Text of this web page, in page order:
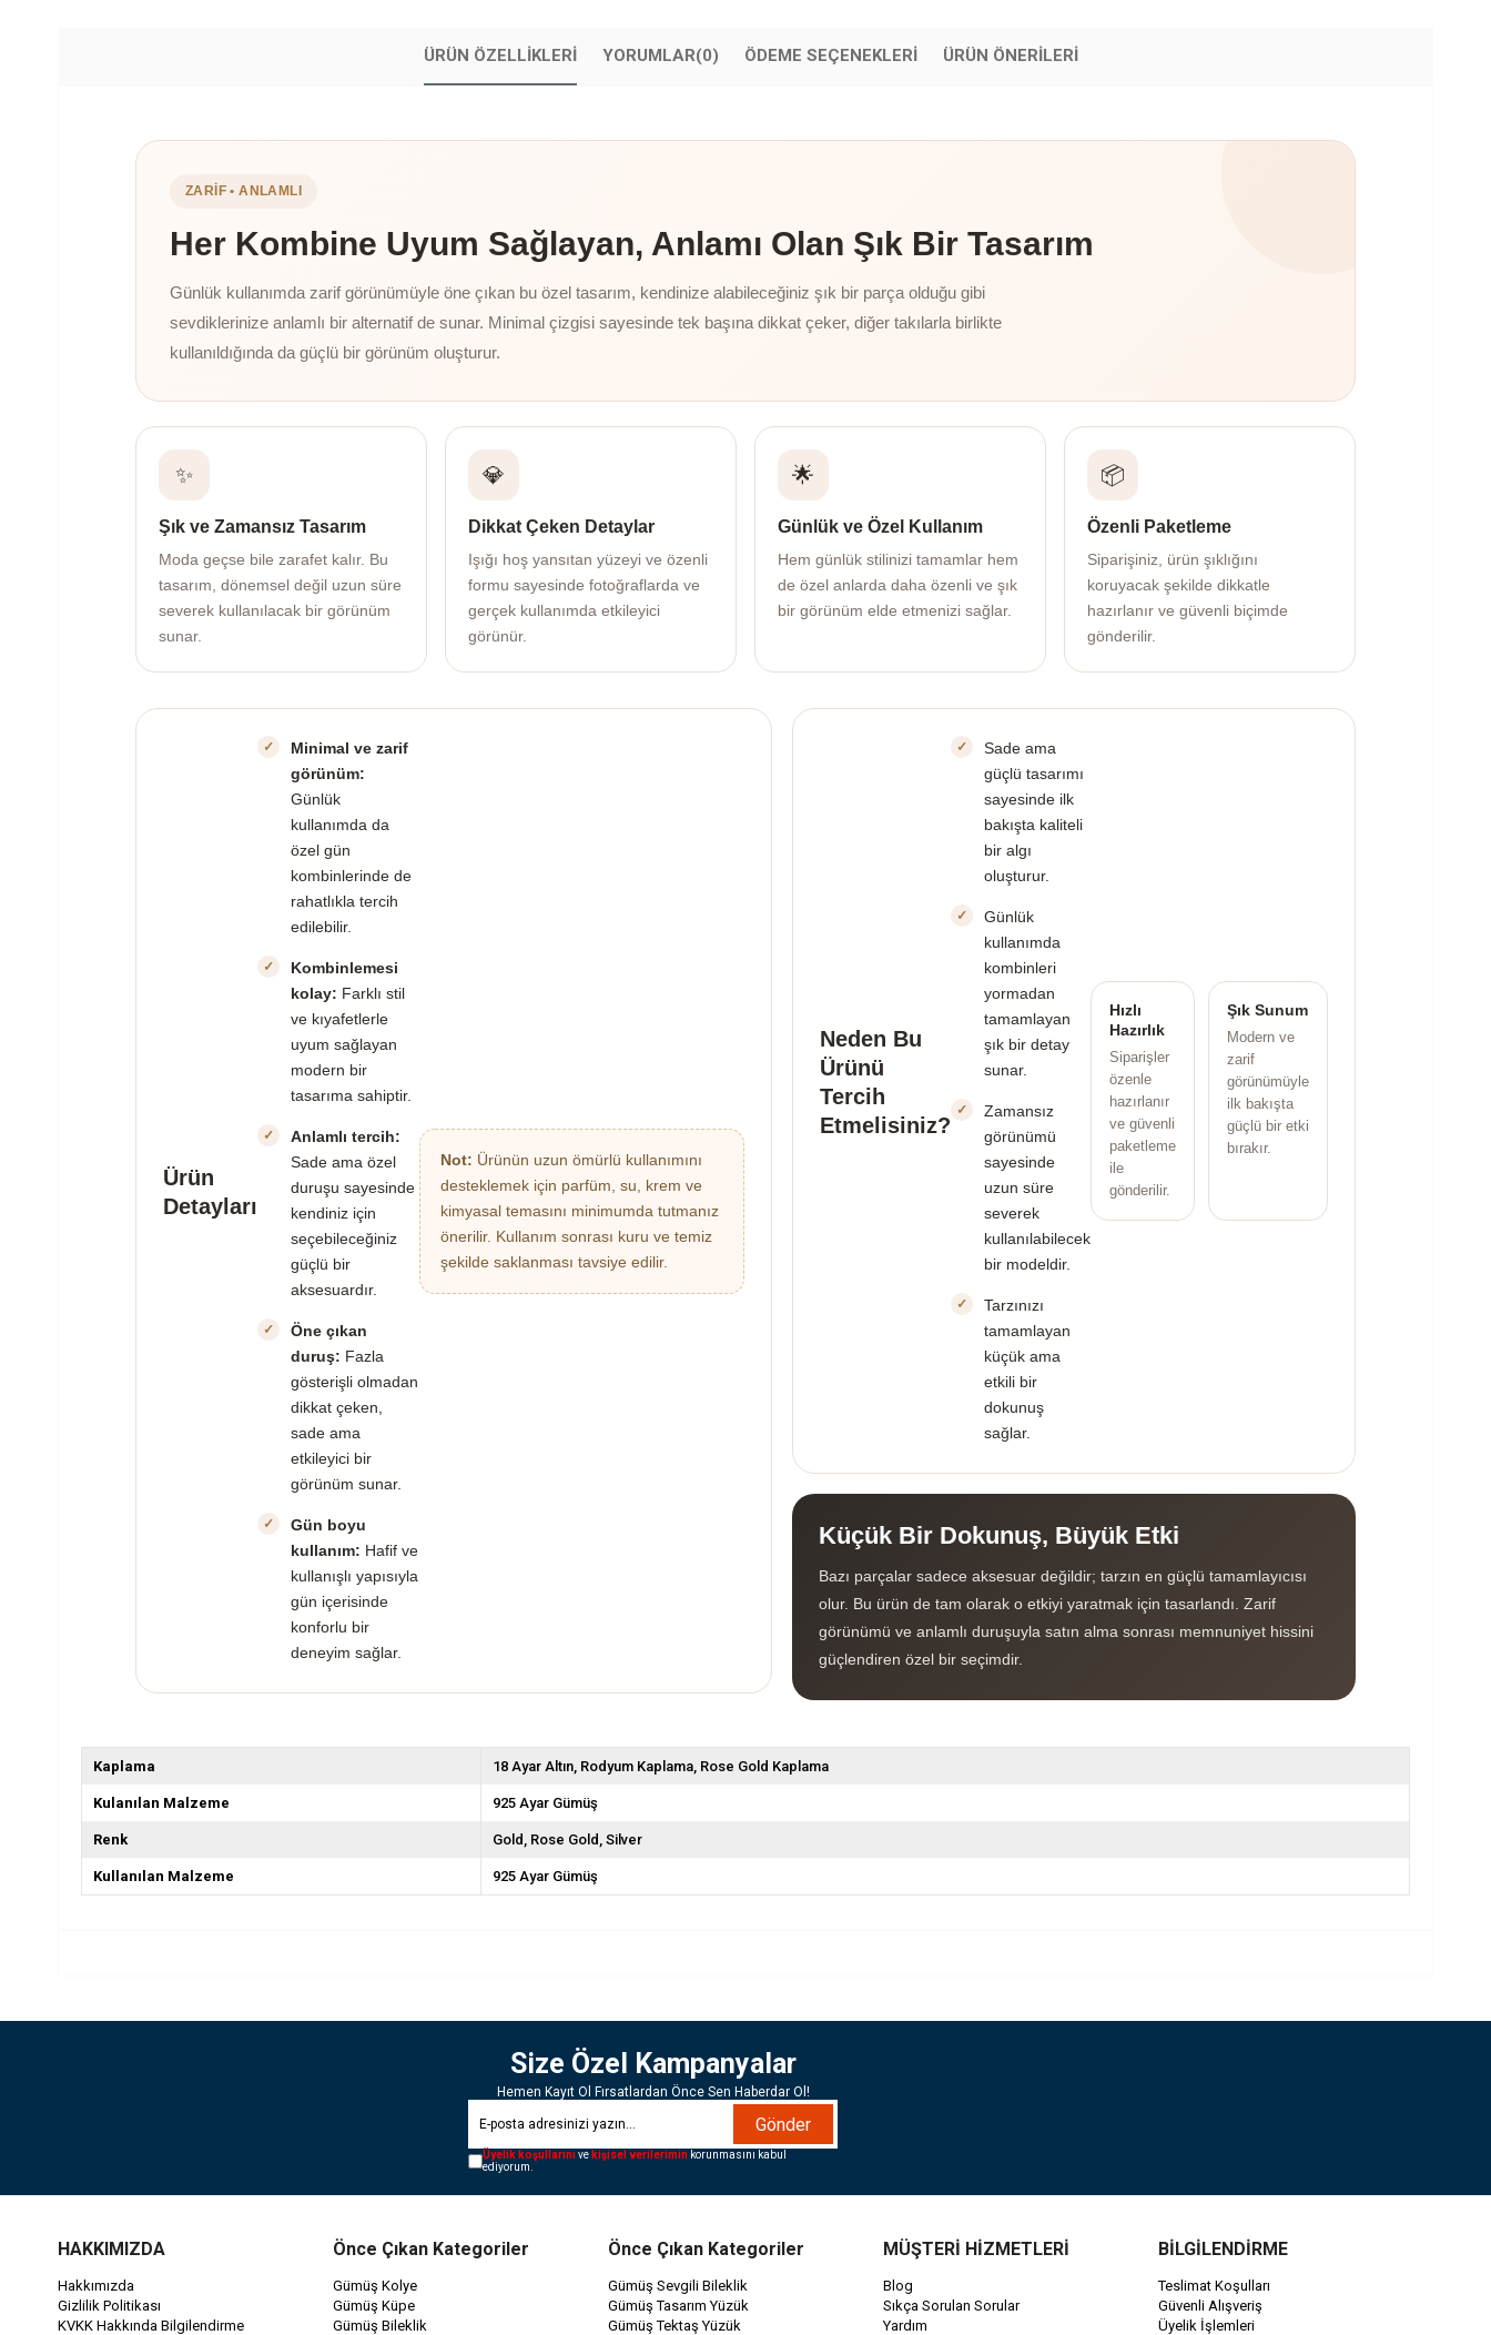
ÜRÜN ÖZELLIKLERI YORUMLAR(0) ÖDEME SEÇENEKLERI ÜRÜN ÖNERILERI
ZARIF • ANLAMLI
Her Kombine Uyum Sağlayan, Anlamı Olan Şık Bir Tasarım
Günlük kullanımda zarif görünümüyle öne çıkan bu özel tasarım, kendinize alabileceğiniz şık bir parça olduğu gibi
sevdiklerinize anlamlı bir alternatif de sunar. Minimal çizgisi sayesinde tek başına dikkat çeker, diğer takılarla birlikte
kullanıldığında da güçlü bir görünüm oluşturur.
✨
Şık ve Zamansız Tasarım
Moda geçse bile zarafet kalır. Bu
tasarım, dönemsel değil uzun süre
severek kullanılacak bir görünüm
sunar.
💎
Dikkat Çeken Detaylar
Işığı hoş yansıtan yüzeyi ve özenli
formu sayesinde fotoğraflarda ve
gerçek kullanımda etkileyici
görünür.
🌟
Günlük ve Özel Kullanım
Hem günlük stilinizi tamamlar hem
de özel anlarda daha özenli ve şık
bir görünüm elde etmenizi sağlar.
📦
Özenli Paketleme
Siparişiniz, ürün şıklığını
koruyacak şekilde dikkatle
hazırlanır ve güvenli biçimde
gönderilir.
Ürün
Detayları
Minimal ve zarif
görünüm:
Günlük
kullanımda da
özel gün
kombinlerinde de
rahatlıkla tercih
edilebilir.
Kombinlemesi
kolay: Farklı stil
ve kıyafetlerle
uyum sağlayan
modern bir
tasarıma sahiptir.
Anlamlı tercih:
Sade ama özel
duruşu sayesinde
kendiniz için
seçebileceğiniz
güçlü bir
aksesuardır.
Öne çıkan
duruş: Fazla
gösterişli olmadan
dikkat çeken,
sade ama
etkileyici bir
görünüm sunar.
Gün boyu
kullanım: Hafif ve
kullanışlı yapısıyla
gün içerisinde
konforlu bir
deneyim sağlar.
Not: Ürünün uzun ömürlü kullanımını
desteklemek için parfüm, su, krem ve
kimyasal temasını minimumda tutmanız
önerilir. Kullanım sonrası kuru ve temiz
şekilde saklanması tavsiye edilir.
Neden Bu
Ürünü
Tercih
Etmelisiniz?
Sade ama
güçlü tasarımı
sayesinde ilk
bakışta kaliteli
bir algı
oluşturur.
Günlük
kullanımda
kombinleri
yormadan
tamamlayan
şık bir detay
sunar.
Zamansız
görünümü
sayesinde
uzun süre
severek
kullanılabilecek
bir modeldir.
Tarzınızı
tamamlayan
küçük ama
etkili bir
dokunuş
sağlar.
Hızlı
Hazırlık
Siparişler
özenle
hazırlanır
ve güvenli
paketleme
ile
gönderilir.
Şık Sunum
Modern ve
zarif
görünümüyle
ilk bakışta
güçlü bir etki
bırakır.
Küçük Bir Dokunuş, Büyük Etki
Bazı parçalar sadece aksesuar değildir; tarzın en güçlü tamamlayıcısı
olur. Bu ürün de tam olarak o etkiyi yaratmak için tasarlandı. Zarif
görünümü ve anlamlı duruşuyla satın alma sonrası memnuniyet hissini
güçlendiren özel bir seçimdir.
Kaplama 18 Ayar Altın Rodyum Kaplama Rose Gold Kaplama
Kulanılan Malzeme 925 Ayar Gümüş
Renk Gold Rose Gold Silver
Kullanılan Malzeme 925 Ayar Gümüş
Size Özel Kampanyalar
Hemen Kayıt Ol Fırsatlardan Önce Sen Haberdar Ol!
Gönder
Üyelik koşullarınıve kişisel verileriminkorunmasını kabul
ediyorum.
HAKKIMIZDA
Hakkımızda
Gizlilik Politikası
KVKK Hakkında Bilgilendirme
Önce Çıkan Kategoriler
Gümüş Kolye
Gümüş Küpe
Gümüş Bileklik
Önce Çıkan Kategoriler
Gümüş Sevgili Bileklik
Gümüş Tasarım Yüzük
Gümüş Tektaş Yüzük
MÜŞTERİ HİZMETLERİ
Blog
Sıkça Sorulan Sorular
Yardım
BİLGİLENDİRME
Teslimat Koşulları
Güvenli Alışveriş
Üyelik İşlemleri